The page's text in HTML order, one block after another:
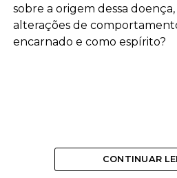
sobre a origem dessa
alterações de
encarnado e como espírito?
CONTINUAR